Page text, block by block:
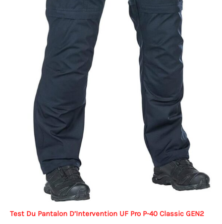
Test Du Pantalon D’Intervention UF Pro P-40 Classic GEN2